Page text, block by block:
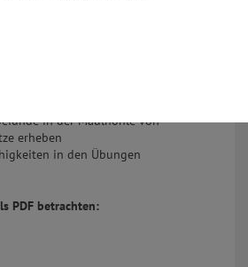
die korrekte Positionierung
für
Röntgenbilder
in der Maulhöhle von
erheben
in den Übungen
PDF betrachten: